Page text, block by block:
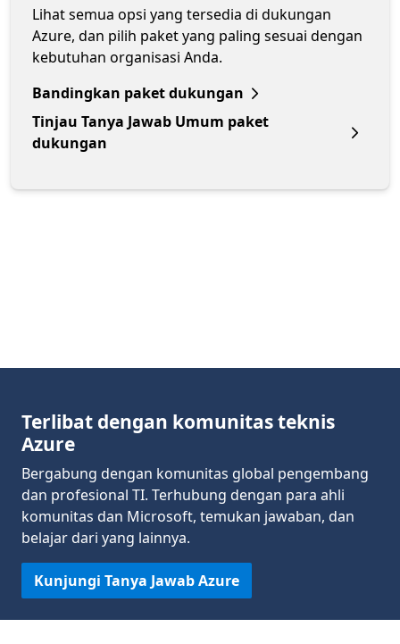
Lihat semua opsi yang tersedia di dukungan
Azure, dan pilih paket yang paling sesuai dengan
kebutuhan organisasi Anda.
Bandingkan paket dukungan
Tinjau Tanya Jawab Umum paket
dukungan
Terlibat dengan komunitas teknis
Azure
Bergabung dengan komunitas global pengembang
dan profesional TI. Terhubung dengan para ahli
komunitas dan Microsoft, temukan jawaban, dan
belajar dari yang lainnya.
Kunjungi Tanya Jawab Azure